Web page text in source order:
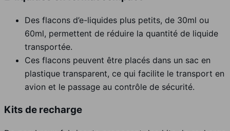
Des flacons d’e-liquides plus petits, de 30ml ou
60ml, permettent de réduire la quantité de liquide
transportée.
Ces flacons peuvent être placés dans un sac en
plastique transparent, ce qui facilite le transport en
avion et le passage au contrôle de sécurité.
Kits de recharge